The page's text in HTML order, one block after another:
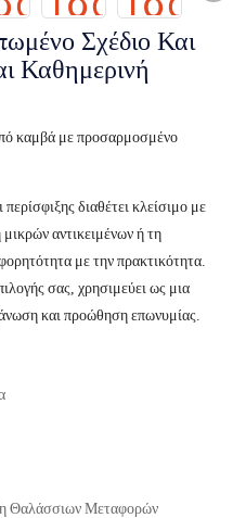
Σχέδιο Και
Καθημερινή
καμβά με προσαρμοσμένο
διαθέτει κλείσιμο με
αντικειμένων ή τη
με την πρακτικότητα.
σας, χρησιμεύει ως μια
και προώθηση επωνυμίας.
Θαλάσσιων Μεταφορών